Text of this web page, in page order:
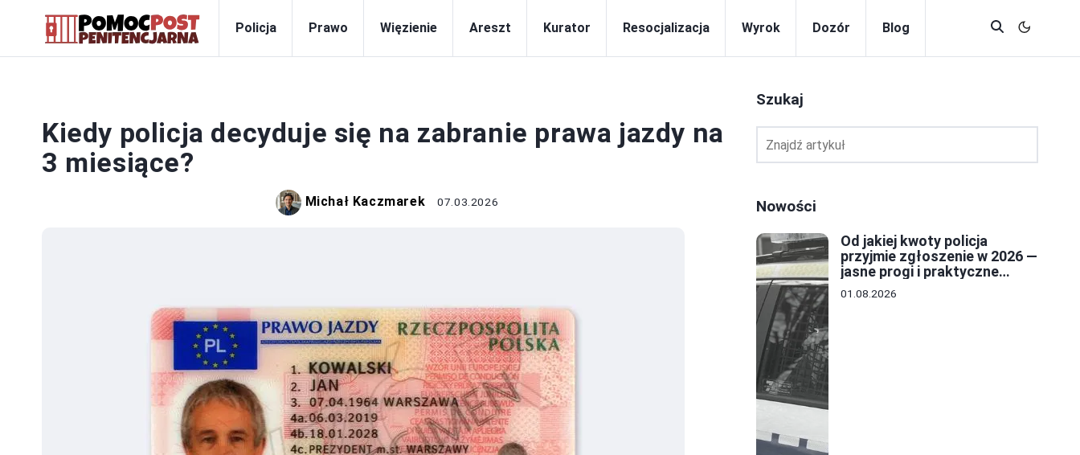
Policja Prawo Więzienie Areszt Kurator Resocjalizacja Wyrok Dozór Blog
Kiedy policja decyduje się na zabranie prawa jazdy na
3 miesiące?
Michał Kaczmarek 07.03.2026
Szukaj
Nowości
Od jakiej kwoty policja
przyjmie zgłoszenie w 2026 —
jasne progi i praktyczne
porady
01.08.2026